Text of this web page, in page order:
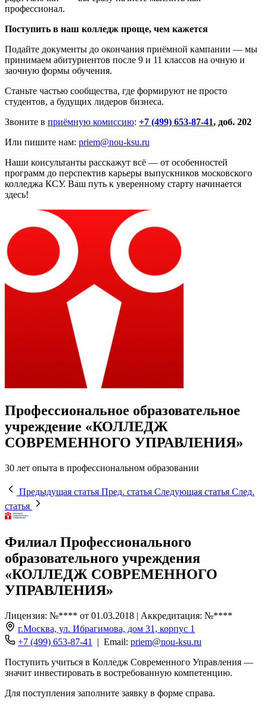
профессионал.
Поступить в наш колледж проще, чем кажется
Подайте документы до окончания приёмной кампании — мы
принимаем абитуриентов после 9 и 11 классов на очную и
заочную формы обучения.
Станьте частью сообщества, где формируют не просто
студентов, а будущих лидеров бизнеса.
Звоните в приёмную комиссию: +7 (499) 653-87-41, доб. 202
Или пишите нам: priem@nou-ksu.ru
Наши консультанты расскажут всё — от особенностей
программ до перспектив карьеры выпускников московского
колледжа КСУ. Ваш путь к уверенному старту начинается
здесь!
Профессиональное образовательное
учреждение «КОЛЛЕДЖ
СОВРЕМЕННОГО УПРАВЛЕНИЯ»
30 лет опыта в профессиональном образовании
Предыдущая статья Пред. статья Следующая статья След.
статья
Филиал Профессионального
образовательного учреждения
«КОЛЛЕДЖ СОВРЕМЕННОГО
УПРАВЛЕНИЯ»
Лицензия: №**** от 01.03.2018 | Аккредитация: №****
г.Москва, ул. Ибрагимова, дом 31, корпус 1
+7 (499) 653-87-41
| Email: priem@nou-ksu.ru
Поступить учиться в Колледж Современного Управления —
значит инвестировать в востребованную компетенцию.
Для поступления заполните заявку в форме справа.